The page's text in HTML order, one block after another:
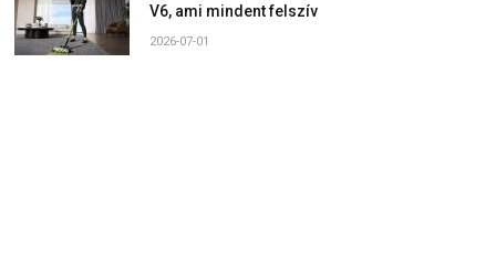
V6, ami mindent felszív
2026-07-01